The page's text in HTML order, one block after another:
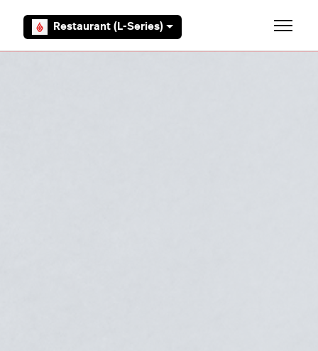
Restaurant (L-Series) Ouvrir/